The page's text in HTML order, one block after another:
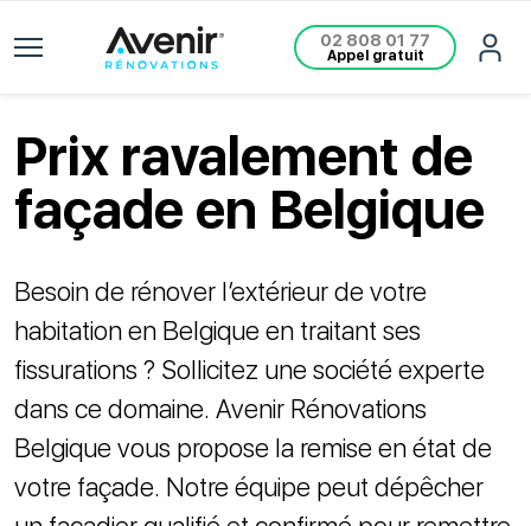
02 808 01 77
Appel gratuit
Prix ravalement de
façade en Belgique
Besoin de rénover l’extérieur de votre
habitation en Belgique en traitant ses
fissurations ? Sollicitez une société experte
dans ce domaine. Avenir Rénovations
Belgique vous propose la remise en état de
votre façade. Notre équipe peut dépêcher